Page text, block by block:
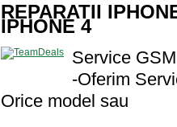
REPARATII
IPHONE 4
Service
-Oferim
Orice model sau